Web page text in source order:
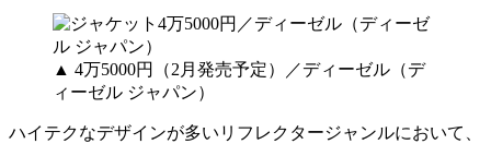
▲ 4万5000円（2月発売予定）／ディーゼル（デ
ィーゼル ジャパン）
ハイテクなデザインが多いリフレクタージャンルにおいて、